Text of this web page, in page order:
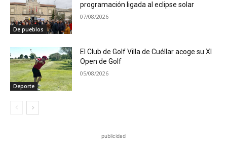
De pueblos
programación ligada al eclipse solar
07/08/2026
Deporte
El Club de Golf Villa de Cuéllar acoge su XI
Open de Golf
05/08/2026
publicidad